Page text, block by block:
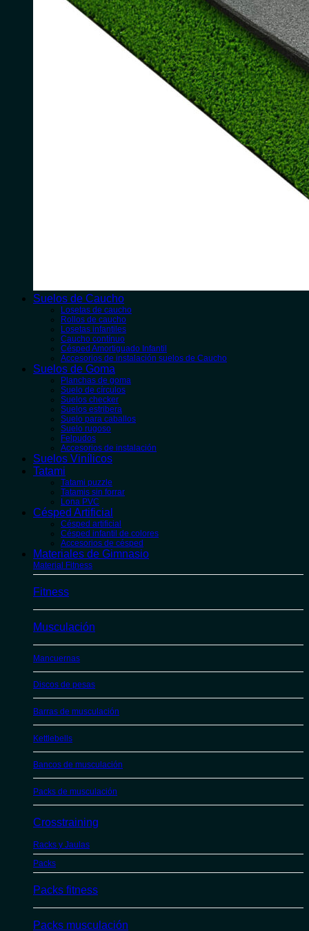
Suelos de Caucho
Losetas de caucho
Rollos de caucho
Losetas infantiles
Caucho contínuo
Césped Amortiguado Infantil
Accesorios de instalación suelos de Caucho
Suelos de Goma
Planchas de goma
Suelo de círculos
Suelos checker
Suelos estribera
Suelo para caballos
Suelo rugoso
Felpudos
Accesorios de instalación
Suelos Vinílicos
Tatami
Tatami puzzle
Tatamis sin forrar
Lona PVC
Césped Artificial
Césped artificial
Césped infantil de colores
Accesorios de césped
Materiales de Gimnasio
Material Fitness
Fitness
Musculación
Mancuernas
Discos de pesas
Barras de musculación
Kettlebells
Bancos de musculación
Packs de musculación
Crosstraining
Racks y Jaulas
Packs
Packs fitness
Packs musculación